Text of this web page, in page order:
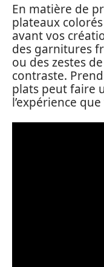
En matière de
plateaux
avant vos
des garnitures
ou des zestes
contraste.
plats peut faire
l’expérience